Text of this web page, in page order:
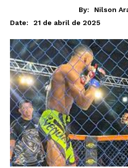
By:
Nilson
Date:
21 de abril de 2025